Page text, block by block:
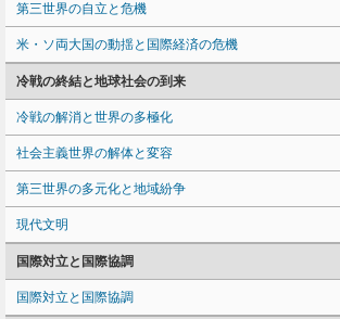
第三世界の自立と危機
米・ソ両大国の動揺と国際経済の危機
冷戦の終結と地球社会の到来
冷戦の解消と世界の多極化
社会主義世界の解体と変容
第三世界の多元化と地域紛争
現代文明
国際対立と国際協調
国際対立と国際協調